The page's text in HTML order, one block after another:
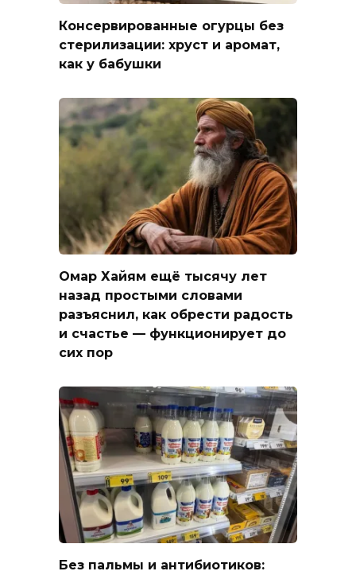
Консервированные огурцы без
стерилизации: хруст и аромат,
как у бабушки
Омар Хайям ещё тысячу лет
назад простыми словами
разъяснил, как обрести радость
и счастье — функционирует до
сих пор
Без пальмы и антибиотиков: